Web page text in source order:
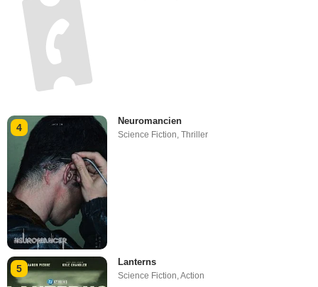
4
Neuromancien
Science Fiction,Thriller
5
Lanterns
Science Fiction ,Action